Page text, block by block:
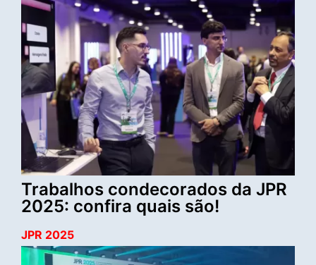
Trabalhos condecorados da JPR
2025: confira quais são!
JPR 2025